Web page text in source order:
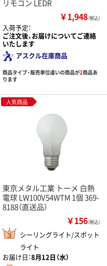
リモコン LEDR
￥1,948（税込）
入荷予定：
ご注文後、お届けについてご連絡
いたします
アスクル在庫商品
商品タイプ・販売単位違いの商品が2商品あ
ります
人気商品
東京メタル工業 トーメ 白熱
電球 LW100V54WTM 1個 369-
8188（直送品）
￥156（税込）
シーリングライト/スポット
ライト
お届け日：8月12日（水）